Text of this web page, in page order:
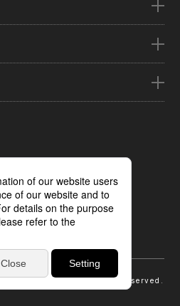
ィスプレイ
ト
針
体系
Display Inc. All Rights Reserved.